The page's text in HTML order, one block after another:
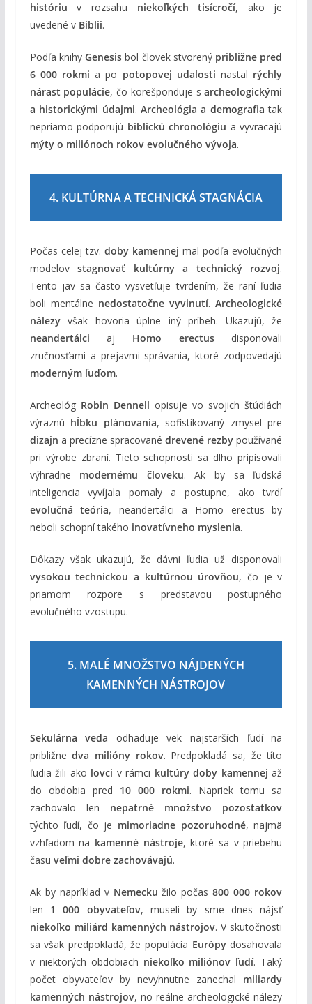
históriu v rozsahu niekoľkých tisícročí, ako je
uvedené v Biblii.
Podľa knihyGenesis bol človek stvorený približne pred
6 000 rokmi a po potopovej udalosti nastal rýchly
nárast populácie, čo korešponduje sarcheologickými
a historickými údajmi.Archeológia a demografia tak
nepriamo podporujú biblickú chronológiu a vyvracajú
mýty o miliónoch rokov evolučného vývoja.
4. KULTÚRNA A TECHNICKÁ STAGNÁCIA
Počas celej tzv. doby kamennej mal podľa evolučných
modelovstagnovať kultúrny a technický rozvoj.
Tento jav sa často vysvetľuje tvrdením, že raní ľudia
boli mentálne nedostatočne vyvinutí.Archeologické
nálezyvšak hovoria úplne iný príbeh. Ukazujú, že
neandertálci aj Homo erectusdisponovali
zručnosťami a prejavmi správania, ktoré zodpovedajú
moderným ľuďom.
Archeológ Robin Dennell opisuje vo svojich štúdiách
výraznú hĺbku plánovania, sofistikovaný zmysel pre
dizajn a precízne spracovanédrevené rezby používané
pri výrobe zbraní. Tieto schopnosti sa dlho pripisovali
výhradne modernému človeku. Ak by sa ľudská
inteligencia vyvíjala pomaly a postupne, ako tvrdí
evolučná teória, neandertálci a Homo erectus by
neboli schopní takého inovatívneho myslenia.
Dôkazy však ukazujú, že dávni ľudia už disponovali
vysokou technickou a kultúrnou úrovňou, čo je v
priamom rozpore s predstavou postupného
evolučného vzostupu.
5. MALÉ MNOŽSTVO NÁJDENÝCH
KAMENNÝCH NÁSTROJOV
Sekulárna veda odhaduje vek najstarších ľudí na
približnedva milióny rokov. Predpokladá sa, že títo
ľudia žili ako lovci v rámci kultúry doby kamennej až
do obdobia pred 10 000 rokmi. Napriek tomu sa
zachovalo len nepatrné množstvo pozostatkov
týchto ľudí, čo je mimoriadne pozoruhodné, najmä
vzhľadom na kamenné nástroje, ktoré sa v priebehu
času veľmi dobre zachovávajú.
Ak by napríklad v Nemecku žilo počas800 000 rokov
len 1 000 obyvateľov, museli by sme dnes nájsť
niekoľko miliárd kamenných nástrojov. V skutočnosti
sa však predpokladá, že populácia Európydosahovala
v niektorých obdobiach niekoľko miliónov ľudí. Taký
počet obyvateľov by nevyhnutne zanechal miliardy
kamenných nástrojov, no reálne archeologické nálezy